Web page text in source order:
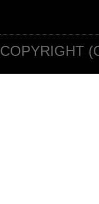
COPYRIGHT